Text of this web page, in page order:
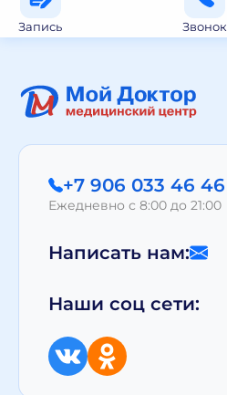
Запись Звонок
+7 906 033 46 46
Ежедневно с 8:00 до 21:00
Написать нам:
Наши соц сети: